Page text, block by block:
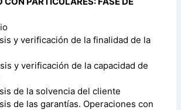
y verificación de la finalidad de la
y verificación de la capacidad de
de la solvencia del cliente
de las garantías. Operaciones con